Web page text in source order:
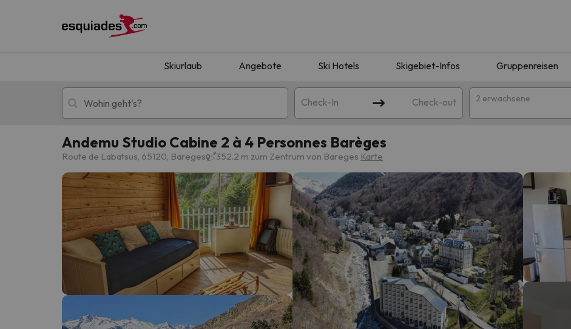
Skiurlaub Angebote Ski Hotels Skigebiet-Infos Gruppenreisen
Check-In Check-out 2 erwachsene
Skiurlaub Berghotels
Oops, wir haben keine Ergebnisse gefunden, die Ihrer Suche entsprechen. Versuchen Sie, das Ziel zu ändern.
Es sieht so aus, als hätte sich unser Sucher verirrt. Sobald er seinen Kompass gefunden hat, wird er zurück sein.
Andemu Studio Cabine 2 à 4 Personnes Barèges
Route de Labatsus, 65120, Bareges 352.2 m zum Zentrum von Bareges Karte